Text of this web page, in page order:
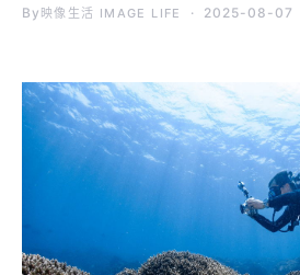
By 映像生活 IMAGE LIFE 2025-08-07